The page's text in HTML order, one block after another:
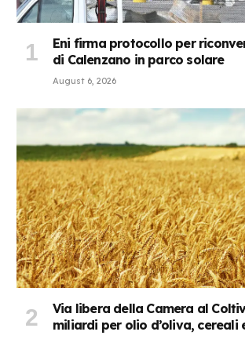
Eni firma protocollo per
di Calenzano in parco solare
August 6, 2026
Via libera della Camera al
miliardi per olio d’oliva, cereali